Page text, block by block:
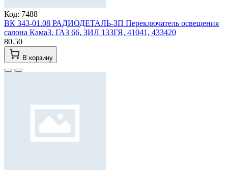
Код: 7488
ВК 343-01.08 РАДИОДЕТАЛЬ-ЗП Переключатель освещения
салона КамаЗ, ГАЗ 66, ЗИЛ 133ГЯ, 41041, 433420
80.50
В корзину